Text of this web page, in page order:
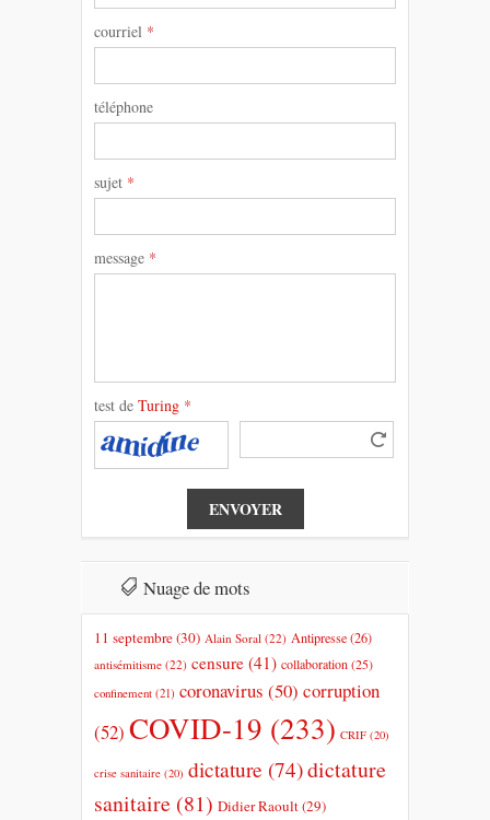
courriel *
téléphone
sujet *
message *
test deTuring *
Nuage de mots
11 septembre(30) Alain Soral (22) Antipresse(26)
antisémitisme (22) censure (41) collaboration(25)
confinement (21) coronavirus (50) corruption
(52) COVID-19 (233) CRIF (20)
crise sanitaire (20) dictature (74)dictature
sanitaire (81) Didier Raoult(29)